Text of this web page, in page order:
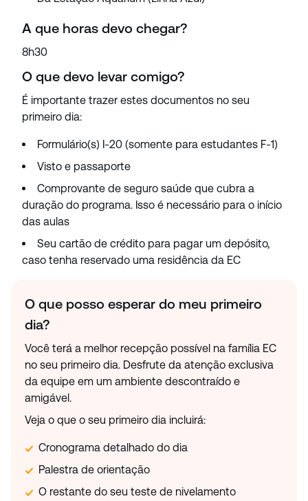
A que horas devo chegar?
8h30
O que devo levar comigo?
É importante trazer estes documentos no seu
primeiro dia:
Formulário(s) I-20 (somente para estudantes F-1)
Visto e passaporte
Comprovante de seguro saúde que cubra a
duração do programa. Isso é necessário para o início
das aulas
Seu cartão de crédito para pagar um depósito,
caso tenha reservado uma residência da EC
O que posso esperar do meu primeiro
dia?
Você terá a melhor recepção possível na família EC
no seu primeiro dia. Desfrute da atenção exclusiva
da equipe em um ambiente descontraído e
amigável.
Veja o que o seu primeiro dia incluirá:
Cronograma detalhado do dia
Palestra de orientação
O restante do seu teste de nivelamento